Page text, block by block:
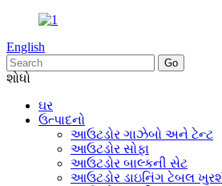
English
શોધો
ઘર
ઉત્પાદનો
આઉટડોર ગાઝેબો અને ટેન્ટ
આઉટડોર સોફા
આઉટડોર બાલ્કની સેટ
આઉટડોર ડાઇનિંગ ટેબલ